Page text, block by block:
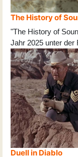
The History of
"The History of
Jahr 2025 unter der
Duell in Diablo